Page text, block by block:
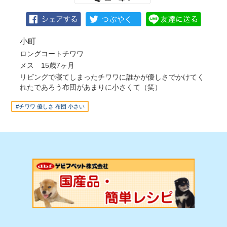
小町
ロングコートチワワ
メス 15歳7ヶ月
リビングで寝てしまったチワワに誰かが優しさでかけてく
れたであろう布団があまりに小さくて（笑）
#チワワ 優しさ 布団 小さい